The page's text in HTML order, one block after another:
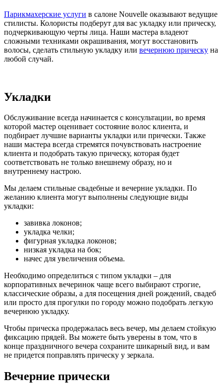
Парикмахерские услуги в салоне Nouvelle оказывают ведущие
стилисты. Колористы подберут для вас укладку или прическу,
подчеркивающую черты лица. Наши мастера владеют
сложными техниками окрашивания, могут восстановить
волосы, сделать стильную укладку или вечернюю прическу на
любой случай.
Укладки
Обслуживание всегда начинается с консультации, во время
которой мастер оценивает состояние волос клиента, и
подбирает лучшие варианты укладки или прически. Также
наши мастера всегда стремятся почувствовать настроение
клиента и подобрать такую прическу, которая будет
соответствовать не только внешнему образу, но и
внутреннему настрою.
Мы делаем стильные свадебные и вечерние укладки. По
желанию клиента могут выполнены следующие виды
укладки:
завивка локонов;
укладка челки;
фигурная укладка локонов;
низкая укладка на бок;
начес для увеличения объема.
Необходимо определиться с типом укладки – для
корпоративных вечеринок чаще всего выбирают строгие,
классические образы, а для посещения дней рождений, свадеб
или просто для прогулки по городу можно подобрать легкую
вечернюю укладку.
Чтобы прическа продержалась весь вечер, мы делаем стойкую
фиксацию прядей. Вы можете быть уверены в том, что в
конце праздничного вечера сохраните шикарный вид, и вам
не придется поправлять прическу у зеркала.
Вечерние прически